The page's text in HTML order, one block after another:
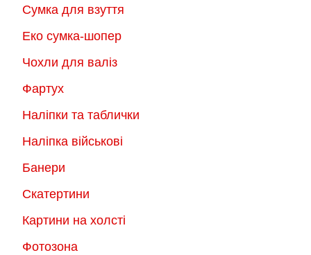
Сумка для взуття
Еко сумка-шопер
Чохли для валіз
Фартух
Наліпки та таблички
Наліпка військові
Банери
Скатертини
Картини на холсті
Фотозона